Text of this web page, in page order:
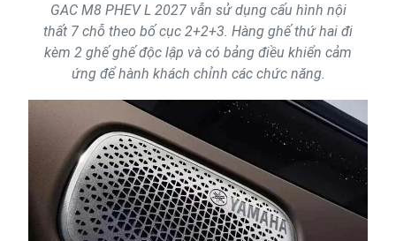
GAC M8 PHEV L 2027 vẫn sử dụng cấu hình nội
thất 7 chỗ theo bố cục 2+2+3. Hàng ghế thứ hai đi
kèm 2 ghế ghế độc lập và có bảng điều khiển cảm
ứng để hành khách chỉnh các chức năng.